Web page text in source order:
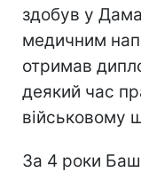
здобув у
медичним
отримав
деякий час
військовому
За 4 роки